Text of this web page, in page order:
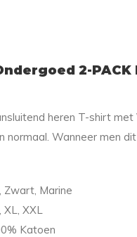
2-PACK
heren T-shirt
normaal. Wanneer men
Zwart, Marine
XL, XXL
Katoen